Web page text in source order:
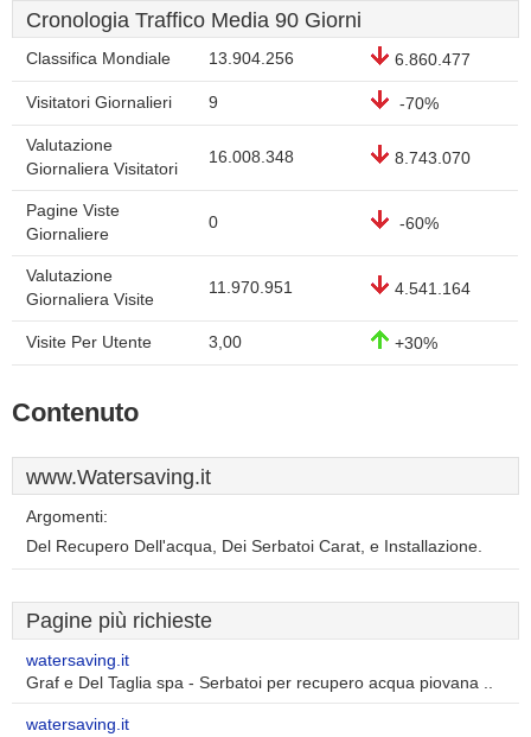
Cronologia Traffico Media 90 Giorni
Classifica Mondiale 13.904.256 6.860.477
Visitatori Giornalieri 9 -70%
Valutazione
Giornaliera Visitatori
16.008.348 8.743.070
Pagine Viste
Giornaliere
0 -60%
Valutazione
Giornaliera Visite
11.970.951 4.541.164
Visite Per Utente 3,00 +30%
Contenuto
www.Watersaving.it
Argomenti:
Del Recupero Dell'acqua, Dei Serbatoi Carat, e Installazione.
Pagine più richieste
watersaving.it
Graf e Del Taglia spa - Serbatoi per recupero acqua piovana ..
watersaving.it